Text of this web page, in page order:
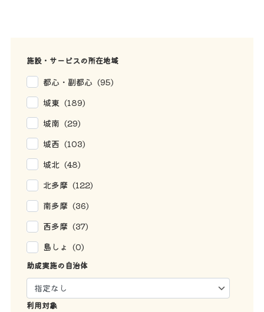
施設・サービスの所在地域
都心・副都心 (95)
城東 (189)
城南 (29)
城西 (103)
城北 (48)
北多摩 (122)
南多摩 (36)
西多摩 (37)
島しょ (0)
助成実施の自治体
利用対象